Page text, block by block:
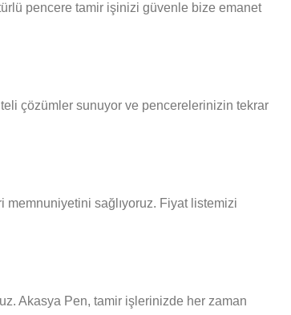
pencere tamir işinizi güvenle bize emanet
çözümler sunuyor ve pencerelerinizin tekrar
sağlıyoruz. Fiyat listemizi
Akasya Pen, tamir işlerinizde her zaman